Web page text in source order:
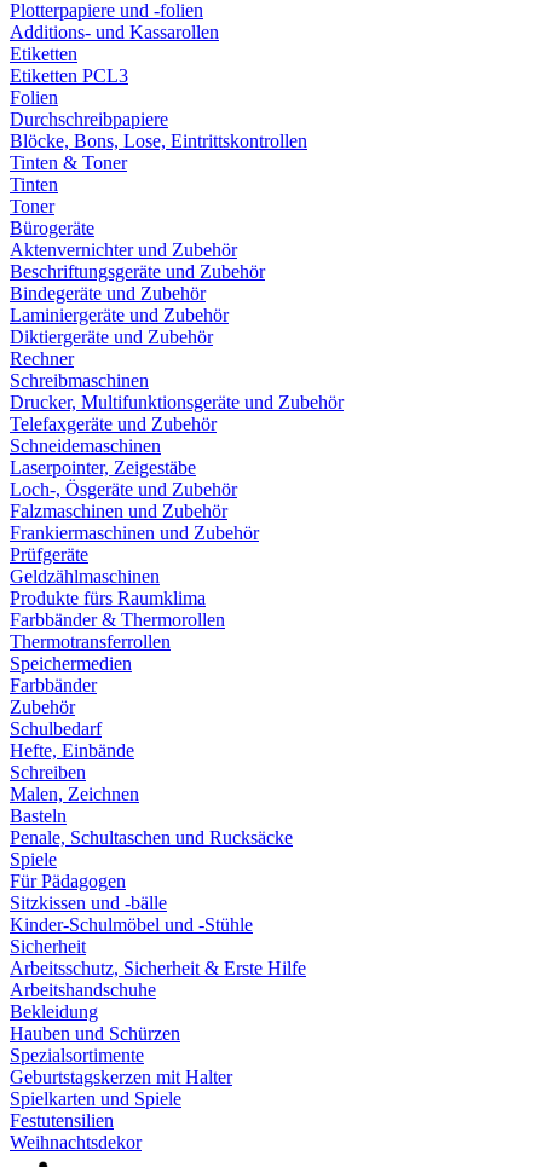
Plotterpapiere und -folien
Additions- und Kassarollen
Etiketten
Etiketten PCL3
Folien
Durchschreibpapiere
Blöcke, Bons, Lose, Eintrittskontrollen
Tinten & Toner
Tinten
Toner
Bürogeräte
Aktenvernichter und Zubehör
Beschriftungsgeräte und Zubehör
Bindegeräte und Zubehör
Laminiergeräte und Zubehör
Diktiergeräte und Zubehör
Rechner
Schreibmaschinen
Drucker, Multifunktionsgeräte und Zubehör
Telefaxgeräte und Zubehör
Schneidemaschinen
Laserpointer, Zeigestäbe
Loch-, Ösgeräte und Zubehör
Falzmaschinen und Zubehör
Frankiermaschinen und Zubehör
Prüfgeräte
Geldzählmaschinen
Produkte fürs Raumklima
Farbbänder & Thermorollen
Thermotransferrollen
Speichermedien
Farbbänder
Zubehör
Schulbedarf
Hefte, Einbände
Schreiben
Malen, Zeichnen
Basteln
Penale, Schultaschen und Rucksäcke
Spiele
Für Pädagogen
Sitzkissen und -bälle
Kinder-Schulmöbel und -Stühle
Sicherheit
Arbeitsschutz, Sicherheit & Erste Hilfe
Arbeitshandschuhe
Bekleidung
Hauben und Schürzen
Spezialsortimente
Geburtstagskerzen mit Halter
Spielkarten und Spiele
Festutensilien
Weihnachtsdekor